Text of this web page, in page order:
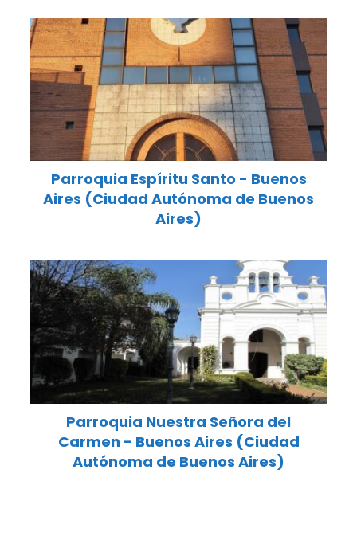
Parroquia Espíritu Santo - Buenos
Aires (Ciudad Autónoma de Buenos
Aires)
Parroquia Nuestra Señora del
Carmen - Buenos Aires (Ciudad
Autónoma de Buenos Aires)